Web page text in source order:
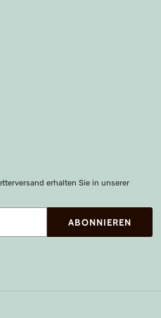
erhalten Sie in unserer
ABONNIEREN